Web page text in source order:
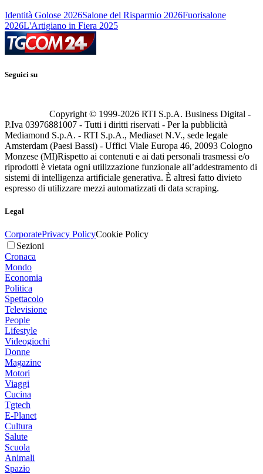
Identità Golose 2026Salone del Risparmio 2026Fuorisalone
2026L'Artigiano in Fiera 2025
Seguici su
Copyright © 1999-2026 RTI S.p.A. Business Digital -
P.Iva 03976881007 - Tutti i diritti riservati - Per la pubblicità
Mediamond S.p.A. - RTI S.p.A., Mediaset N.V., sede legale
Amsterdam (Paesi Bassi) - Uffici Viale Europa 46, 20093 Cologno
Monzese (MI)Rispetto ai contenuti e ai dati personali trasmessi e/o
riprodotti è vietata ogni utilizzazione funzionale all’addestramento di
sistemi di intelligenza artificiale generativa. È altresì fatto divieto
espresso di utilizzare mezzi automatizzati di data scraping.
Legal
CorporatePrivacy PolicyCookie Policy
Sezioni
Cronaca
Mondo
Economia
Politica
Spettacolo
Televisione
People
Lifestyle
Videogiochi
Donne
Magazine
Motori
Viaggi
Cucina
Tgtech
E-Planet
Cultura
Salute
Scuola
Animali
Spazio